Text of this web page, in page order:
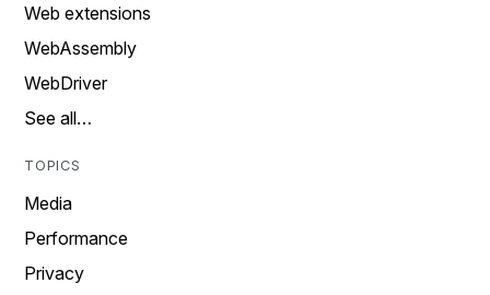
Web extensions
WebAssembly
WebDriver
See all…
TOPICS
Media
Performance
Privacy